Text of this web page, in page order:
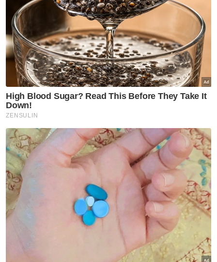
menangani bencana tersebut dengan
mengaktifkan sistem amaran awal dan pelan
pengurusan trafik bagi mengurangkan kesan
terhadap penduduk.
"Di setiap daerah, JKR mempunyai pasukan
pemantau yang akan menilai keadaan tanah
runtuh atau jalan yang terjejas akibat banjir
dan sebagainya.
"Sekiranya insiden berlaku, pihak daerah